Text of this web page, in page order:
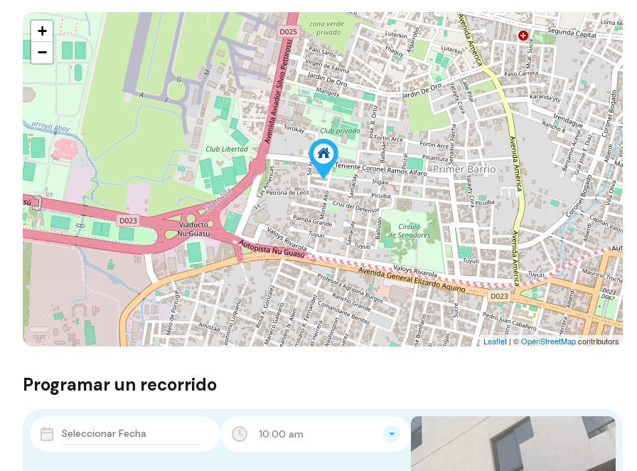
+
−
Leaflet| ©OpenStreetMapcontributors
Programar un recorrido
10:00 am